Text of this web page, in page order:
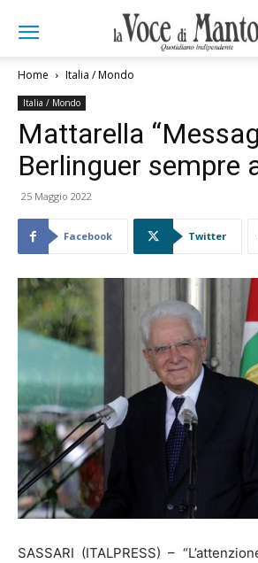
Home Italia / Mondo
Italia / Mondo
Mattarella
Berlinguer sempre
25 Maggio 2022
Facebook Twitter
SASSARI (ITALPRESS) –